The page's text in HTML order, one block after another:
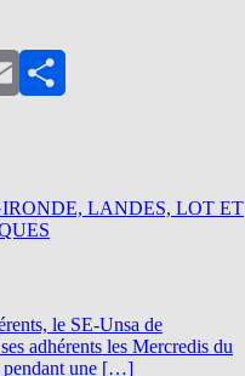
Partager
LANDES, LOT ET
le SE-Unsa de
adhérents les Mercredis du
pendant une […]